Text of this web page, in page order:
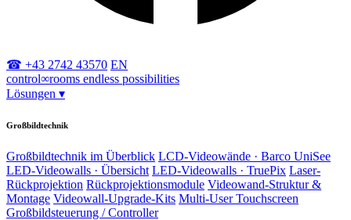
☎ +43 2742 43570 EN
control∞rooms endless possibilities
Lösungen ▾
Großbildtechnik
Großbildtechnik im Überblick LCD-Videowände · Barco UniSee
LED-Videowalls · Übersicht LED-Videowalls · TruePix Laser-
Rückprojektion Rückprojektionsmodule Videowand-Struktur &
Montage Videowall-Upgrade-Kits Multi-User Touchscreen
Großbildsteuerung / Controller